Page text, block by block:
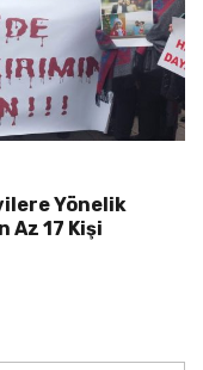
Yönelik
Az 17 Kişi